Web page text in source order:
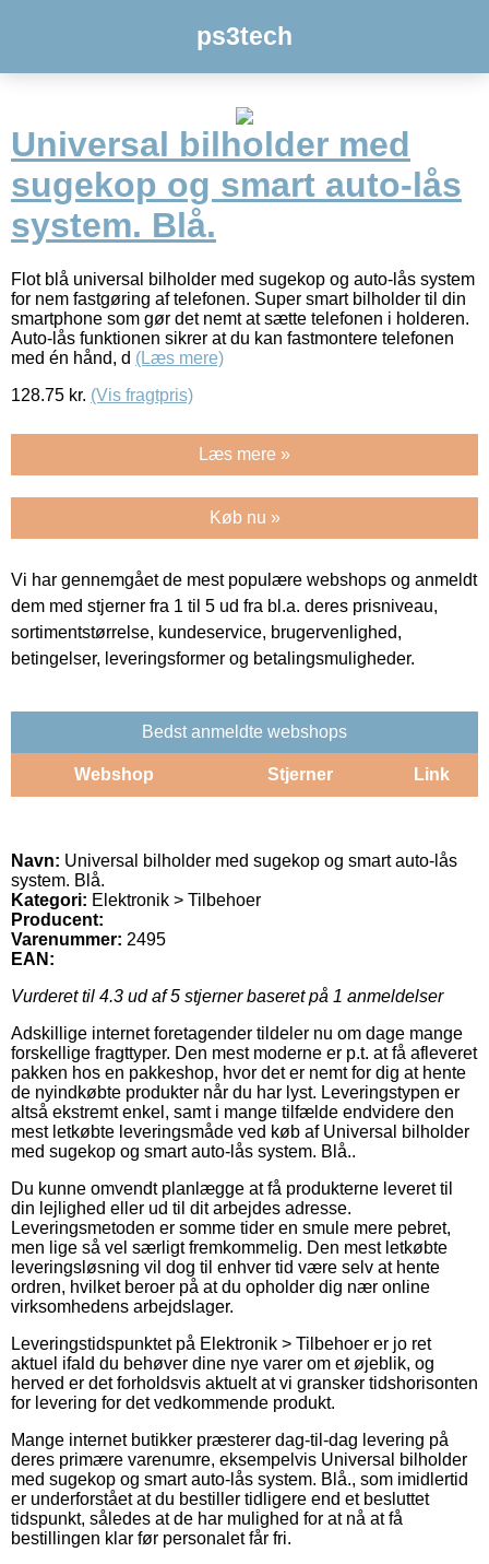
ps3tech
Universal bilholder med
sugekop og smart auto-lås
system. Blå.
Flot blå universal bilholder med sugekop og auto-lås system
for nem fastgøring af telefonen. Super smart bilholder til din
smartphone som gør det nemt at sætte telefonen i holderen.
Auto-lås funktionen sikrer at du kan fastmontere telefonen
med én hånd, d (Læs mere)
128.75 kr. (Vis fragtpris)
Læs mere »
Køb nu »
Vi har gennemgået de mest populære webshops og anmeldt
dem med stjerner fra 1 til 5 ud fra bl.a. deres prisniveau,
sortimentstørrelse, kundeservice, brugervenlighed,
betingelser, leveringsformer og betalingsmuligheder.
Bedst anmeldte webshops
Webshop Stjerner Link
Navn: Universal bilholder med sugekop og smart auto-lås
system. Blå.
Kategori: Elektronik > Tilbehoer
Producent:
Varenummer: 2495
EAN:
Vurderet til 4.3 ud af 5 stjerner baseret på 1 anmeldelser
Adskillige internet foretagender tildeler nu om dage mange
forskellige fragttyper. Den mest moderne er p.t. at få afleveret
pakken hos en pakkeshop, hvor det er nemt for dig at hente
de nyindkøbte produkter når du har lyst. Leveringstypen er
altså ekstremt enkel, samt i mange tilfælde endvidere den
mest letkøbte leveringsmåde ved køb af Universal bilholder
med sugekop og smart auto-lås system. Blå..
Du kunne omvendt planlægge at få produkterne leveret til
din lejlighed eller ud til dit arbejdes adresse.
Leveringsmetoden er somme tider en smule mere pebret,
men lige så vel særligt fremkommelig. Den mest letkøbte
leveringsløsning vil dog til enhver tid være selv at hente
ordren, hvilket beroer på at du opholder dig nær online
virksomhedens arbejdslager.
Leveringstidspunktet på Elektronik > Tilbehoer er jo ret
aktuel ifald du behøver dine nye varer om et øjeblik, og
herved er det forholdsvis aktuelt at vi gransker tidshorisonten
for levering for det vedkommende produkt.
Mange internet butikker præsterer dag-til-dag levering på
deres primære varenumre, eksempelvis Universal bilholder
med sugekop og smart auto-lås system. Blå., som imidlertid
er underforstået at du bestiller tidligere end et besluttet
tidspunkt, således at de har mulighed for at nå at få
bestillingen klar før personalet får fri.